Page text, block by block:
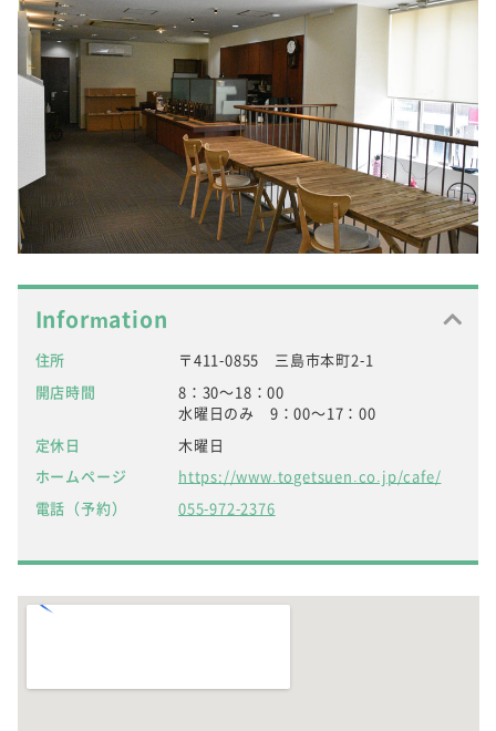
Information
住所
〒411-0855 三島市本町2-1
開店時間
8：30～18：00
水曜日のみ 9：00～17：00
定休日
木曜日
ホームページ
https://www.togetsuen.co.jp/cafe/
電話（予約）
055-972-2376